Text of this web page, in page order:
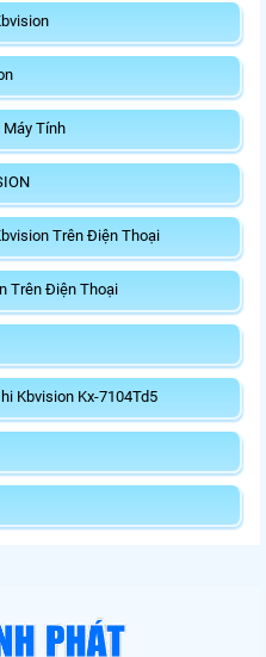
Máy Tính
Trên Điện Thoại
Trên Điện Thoại
Kbvision Kx-7104Td5